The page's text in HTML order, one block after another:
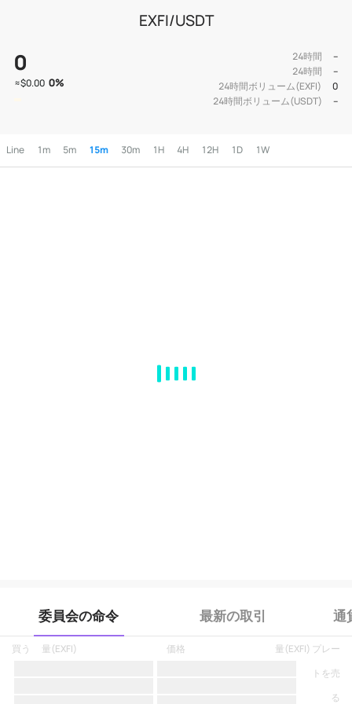
EXFI/USDT
0
≈$0.00 0%
24時間
--
24時間
--
24時間ボリューム(EXFI)
0
24時間ボリューム(USDT)
--
Line 1m 5m 15m 30m 1H 4H 12H 1D 1W
委員会の命令 最新の取引 通
買う 量(EXFI) 価格
プレー
トを売
る
量(EXFI)